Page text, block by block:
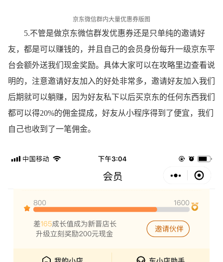
京东微信群内大量优惠券版图
5.不管是做京东微信群发优惠券还是只单纯的邀请好
友，都是可以赚钱的，并且自己的会员身份每升一级京东平
台会额外送我们现金奖励。具体大家可以在攻略里边查看说
明的，注意邀请好友加入的好处非常多，邀请好友加入我们
后期就可以躺赚，因为好友私下以后买京东的任何东西我们
都可以得20%的佣金提成，好友从小程序得到了便宜，我们
自己也收到了一笔佣金。